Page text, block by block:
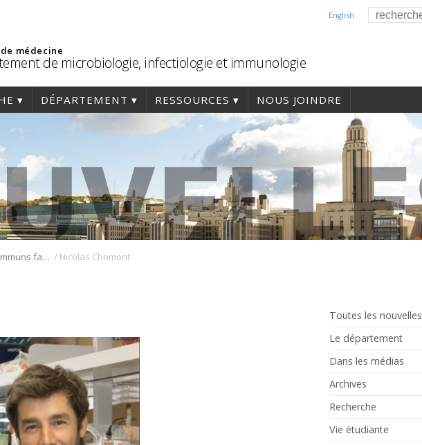
English
médecine
de microbiologie, infectiologie et immunologie
DÉPARTEMENT RESSOURCES NOUS JOINDRE
Des microbes communs favorisent la persistance du VIH / Nicolas Chomont
Toutes les nouvelles
Le département
Dans les médias
Archives
Recherche
Vie étudiante